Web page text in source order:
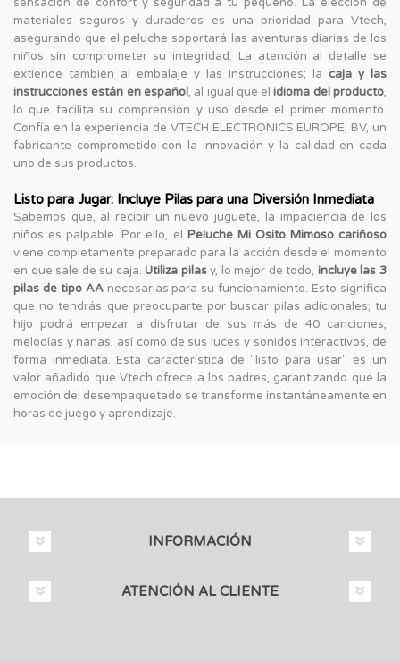
materiales seguros y duraderos es una prioridad para Vtech,
asegurando que el peluche soportará las aventuras diarias de los
niños sin comprometer su integridad. La atención al detalle se
extiende también al embalaje y las instrucciones; la caja y las
instrucciones están en español, al igual que elidioma del producto,
lo que facilita su comprensión y uso desde el primer momento.
Confía en la experiencia de VTECH ELECTRONICS EUROPE, BV, un
fabricante comprometido con la innovación y la calidad en cada
uno de sus productos.
Listo para Jugar: Incluye Pilas para una Diversión Inmediata
Sabemos que, al recibir un nuevo juguete, la impaciencia de los
niños es palpable. Por ello, el Peluche Mi Osito Mimoso cariñoso
viene completamente preparado para la acción desde el momento
en que sale de su caja.Utiliza pilasy, lo mejor de todo, incluye las 3
pilas de tipo AAnecesarias para su funcionamiento. Esto significa
que no tendrás que preocuparte por buscar pilas adicionales; tu
hijo podrá empezar a disfrutar de sus más de 40 canciones,
melodías y nanas, así como de sus luces y sonidos interactivos, de
forma inmediata. Esta característica de "listo para usar" es un
valor añadido que Vtech ofrece a los padres, garantizando que la
emoción del desempaquetado se transforme instantáneamente en
horas de juego y aprendizaje.
INFORMACIÓN
ATENCIÓN AL CLIENTE